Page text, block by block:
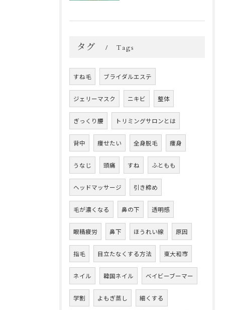
タグ Tags
すね毛 ブライダルエステ
ジェリーマスク ニキビ 整体
ぎっくり腰 トリミングサロンとは
背中 痩せたい 全身脱毛 痩身
うなじ 頭痛 すね ふともも
ヘッドマッサージ 引き締め
毛が濃くなる 鼻の下 透明感
眼精疲労 鼻下 ほうれい線 原因
指毛 目立たなくする方法 東大和市
ネイル 韓国ネイル ベイビーブーマー
学割 よもぎ蒸し 細くする